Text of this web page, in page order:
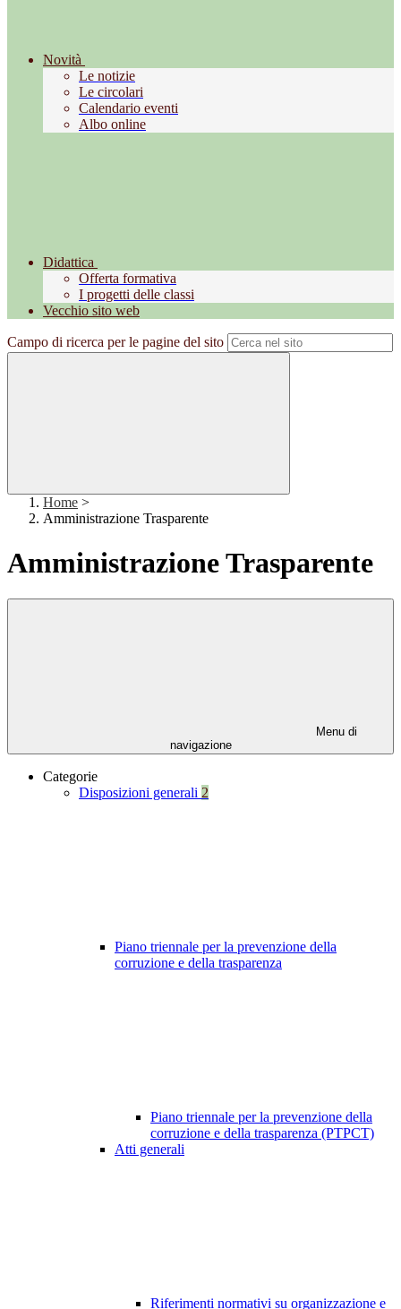
Novità
Le notizie
Le circolari
Calendario eventi
Albo online
Didattica
Offerta formativa
I progetti delle classi
Vecchio sito web
Campo di ricerca per le pagine del sito
Home >
Amministrazione Trasparente
Amministrazione Trasparente
Menu di
navigazione
Categorie
Disposizioni generali 2
Piano triennale per la prevenzione della
corruzione e della trasparenza
Piano triennale per la prevenzione della
corruzione e della trasparenza (PTPCT)
Atti generali
Riferimenti normativi su organizzazione e